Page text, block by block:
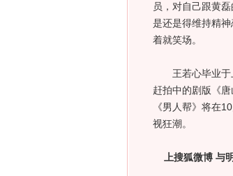
员，对自己跟黄
是还是得维持精
着就笑场。
王若心毕业于上
赶拍中的剧版《
《男人帮》将在
视狂潮。
上搜狐微博 与